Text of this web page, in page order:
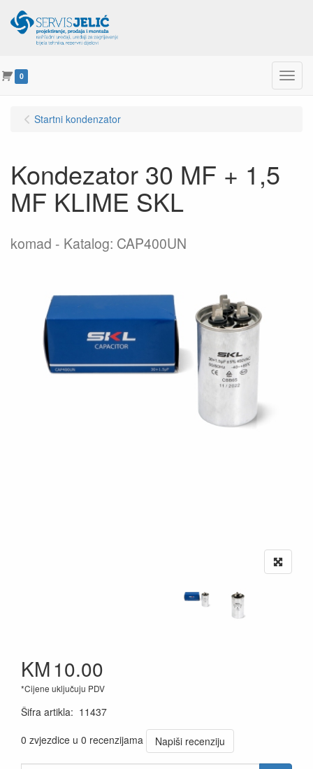
0 Menu
Startni kondenzator
Kondezator 30 MF + 1,5
MF KLIME SKL
komad Katalog: CAP400UN
KM10.00
*Cijene uključuju PDV
Šifra artikla: 11437
0 zvjezdice u 0 recenzijama
Napiši recenziju